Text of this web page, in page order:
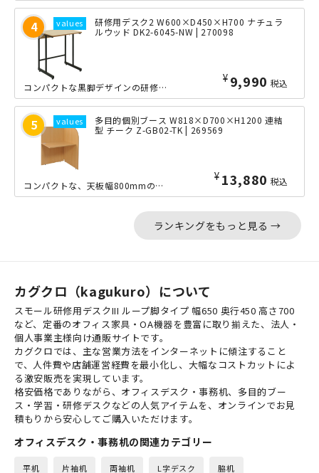
研修用デスク2 W600×D450×H700 ナチュラ
ルウッド DK2-6045-NW | 270098
¥ 9,990 税込
コンパクトな黒脚デザインの研修用デスクです。幅600mm×奥行き450mmのスモ...
多目的個別ブース W818×D700×H1200 連結
型 チーク Z-GB02-TK | 269569
¥ 13,880 税込
コンパクトな、天板幅800mmの個別ブースです。サイドパネルで一定のプライバシー...
ランキングをもっと見る →
カグクロ（kagukuro）について
スモール研修用デスクIII ループ脚タイプ 幅650 奥行450 高さ700
など、定番のオフィス家具・OA機器を豊富に取り揃えた、法人・
個人事業主様向け通販サイトです。
カグクロでは、主な営業方法をインターネットに傾注すること
で、人件費や店舗運営経費を最小化し、大幅なコストカットによ
る激安販売を実現しています。
格安価格でありながら、オフィスデスク・事務机、多目的ブー
ス・学習・研修デスクなどの人気アイテムを、オンラインでお見
積もりから安心してご購入いただけます。
オフィスデスク・事務机の関連カテゴリー
平机 片袖机 両袖机 L字デスク 脇机